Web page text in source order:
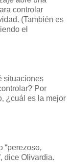
controlar
(También es
el
situaciones
Por
¿cuál es la mejor
“perezoso,
dice Olivardia.